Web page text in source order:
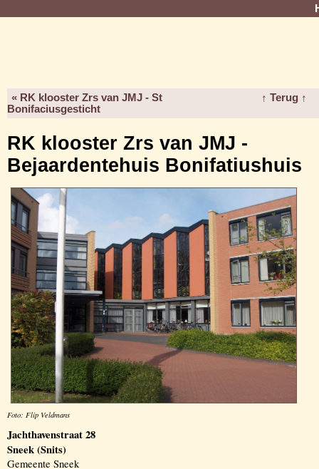
« RK klooster Zrs van JMJ - St
Bonifaciusgesticht
↑ Terug ↑
RK klooster Zrs van JMJ -
Bejaardentehuis Bonifatiushuis
Foto: Flip Veldmans
Jachthavenstraat 28
Sneek (Snits)
Gemeente Sneek